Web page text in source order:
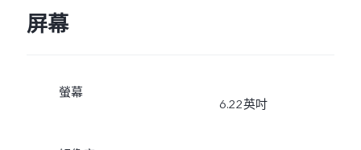
屏幕
螢幕
6.22英吋